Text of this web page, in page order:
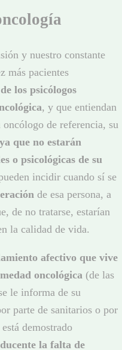
y nuestro constante
más pacientes
los psicólogos
, y que entiendan
de referencia, su
que no estarán
o psicológicas de su
incidir cuando sí se
de esa persona, a
de no tratarse, estarían
la calidad de vida.
afectivo que vive
oncológica (de las
le informa de su
parte de sanitarios o por
demostrado
la falta de